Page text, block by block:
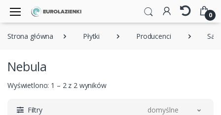
0
Strona główna Płytki Producenci
Nebula
Wyświetlono: 1 – 2 z 2 wyników
Filtry domyślne